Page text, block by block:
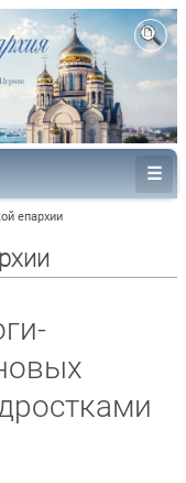
епархии